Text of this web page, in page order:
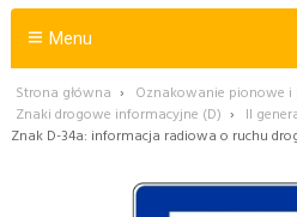
Menu
Strona główna › Oznakowanie pionowe i
Znaki drogowe informacyjne (D) › II
Znak D-34a: informacja radiowa o ruchu